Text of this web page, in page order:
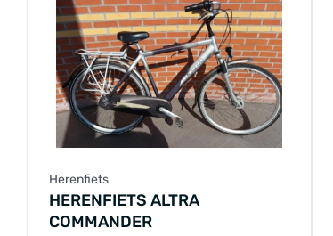
Herenfiets
HERENFIETS ALTRA
COMMANDER